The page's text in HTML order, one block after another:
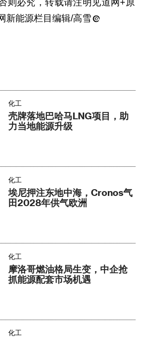
则必究，转载请注明见道网+原
新能源栏目编辑/高雪
化工
壳牌落地巴哈马LNG项目，助
力当地能源升级​
化工
埃尼押注东地中海，Cronos气
田2028年供气欧洲
化工
摩洛哥燃油格局生变，中企抢
抓能源配套市场机遇
化工